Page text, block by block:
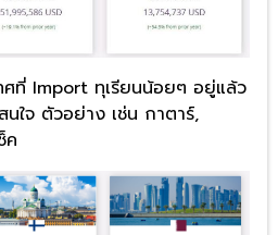
ศที่ Import ทุเรียนน้อยๆ อยู่แล้ว
ใจ ตัวอย่าง เช่น กาตาร์,
ค